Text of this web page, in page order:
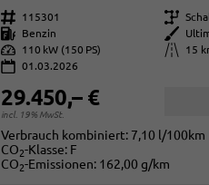
Fahrzeugnr. 115301 Getriebe
Kraftstoff
Benzin Außenfarbe
Leistung
110 kW (150 PS) Kilometerstand
15
01.03.2026
29.450,– €
incl. 19% MwSt.
Verbrauch kombiniert: 7,10 l/100km
CO2-Klasse: F
CO2-Emissionen: 162,00 g/km